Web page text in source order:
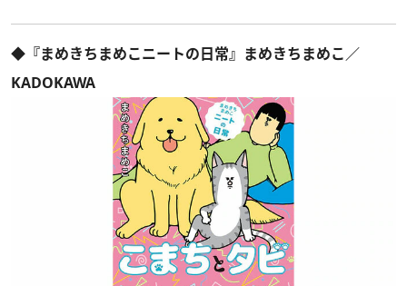
◆『まめきちまめこニートの日常』まめきちまめこ／
KADOKAWA